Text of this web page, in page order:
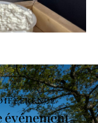
événement